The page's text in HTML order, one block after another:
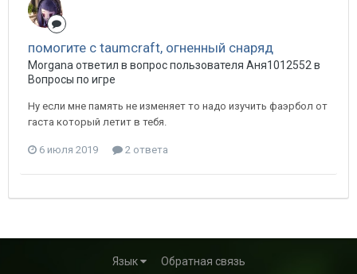
помогите с taumcraft, огненный снаряд
Morgana ответил в вопрос пользователя Аня1012552 в
Вопросы по игре
Ну если мне память не изменяет то надо изучить фаэрбол от
гаста который летит в тебя.
6 июля 2019 2 ответа
Язык Обратная связь